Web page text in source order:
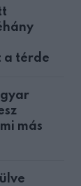
a térde
más